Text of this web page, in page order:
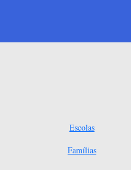
Escolas
Famílias